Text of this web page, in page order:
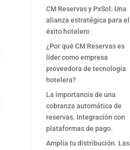
CM Reservas y PxSol: Una
alianza estratégica para el
éxito hotelero
¿Por qué CM Reservas es
líder como empresa
proveedora de tecnología
hotelera?
La importancia de una
cobranza automática de
reservas. Integración con
plataformas de pago.
Amplía tu distribución. Las